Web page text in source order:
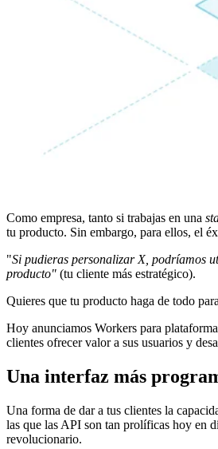
Como empresa, tanto si trabajas en una
tu producto. Sin embargo, para ellos, el
"Si pudieras personalizar X, podríamos
producto" (tu cliente más estratégico).
Quieres que tu producto haga de todo
Hoy anunciamos Workers para
clientes ofrecer valor a sus usuarios y
Una interfaz más
Una forma de dar a tus clientes la
las que las API son tan prolíficas hoy en
revolucionario.